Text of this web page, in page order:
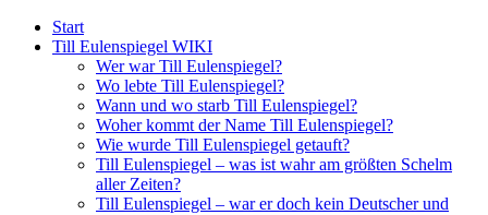
Start
Till Eulenspiegel WIKI
Wer war Till Eulenspiegel?
Wo lebte Till Eulenspiegel?
Wann und wo starb Till Eulenspiegel?
Woher kommt der Name Till Eulenspiegel?
Wie wurde Till Eulenspiegel getauft?
Till Eulenspiegel – was ist wahr am größten Schelm
aller Zeiten?
Till Eulenspiegel – war er doch kein Deutscher und